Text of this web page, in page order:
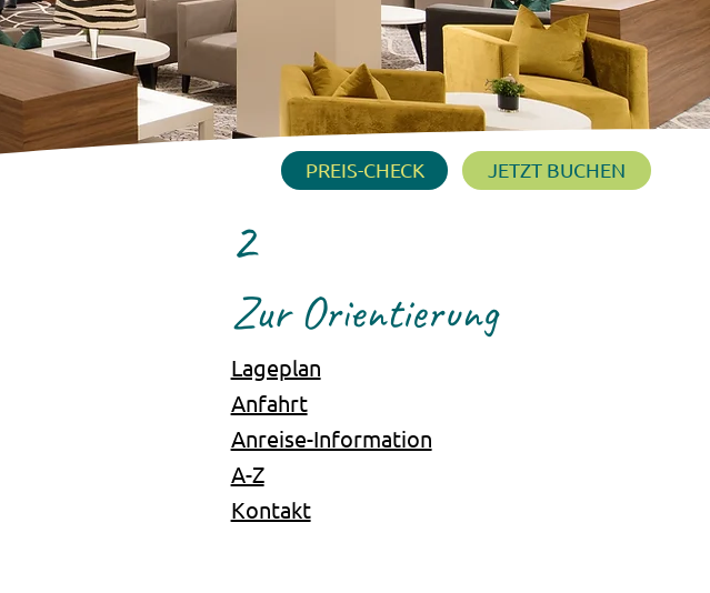
PREIS-CHECK JETZT BUCHEN
2
Zur Orientierung
Lageplan
Anfahrt
Anreise-Information
A-Z
Kontakt